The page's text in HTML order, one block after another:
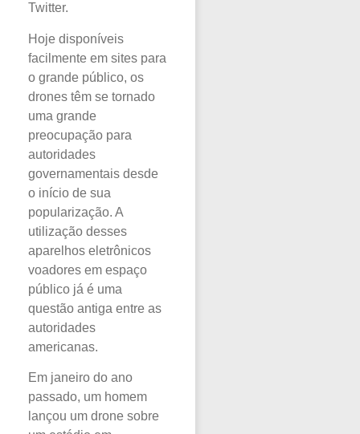
Twitter.
Hoje disponíveis
facilmente em sites para
o grande público, os
drones têm se tornado
uma grande
preocupação para
autoridades
governamentais desde
o início de sua
popularização. A
utilização desses
aparelhos eletrônicos
voadores em espaço
público já é uma
questão antiga entre as
autoridades
americanas.
Em janeiro do ano
passado, um homem
lançou um drone sobre